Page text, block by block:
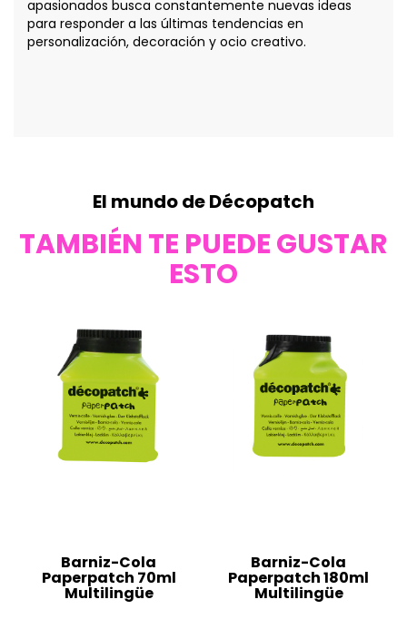
apasionados busca constantemente nuevas ideas
para responder a las últimas tendencias en
personalización, decoración y ocio creativo.
El mundo de Décopatch
TAMBIÉN TE PUEDE GUSTAR
ESTO
Barniz-Cola
Paperpatch 70ml
Multilingüe
Barniz-Cola
Paperpatch 180ml
Multilingüe